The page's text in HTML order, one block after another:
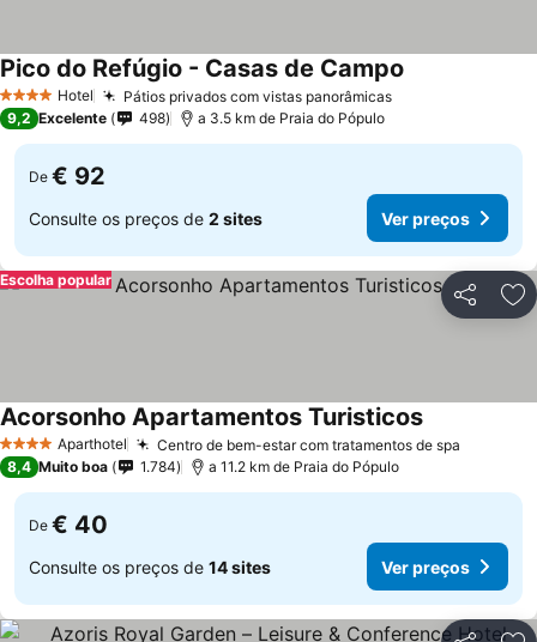
4 EstrelasHotel Pátios privados com vistas panorâmicas
Pico do Refúgio - Casas de Campo
9,2 Excelente 498 a 3.5 km de Praia do Pópulo
De € 92
Consulte os preços de 2 sites Ver preços
Partilhar
Escolha popular
4 EstrelasAparthotel Centro de bem-estar com tratamentos de spa
Acorsonho Apartamentos Turisticos
8,4 Muito boa 1.784 a 11.2 km de Praia do Pópulo
De € 40
Consulte os preços de 14 sites Ver preços